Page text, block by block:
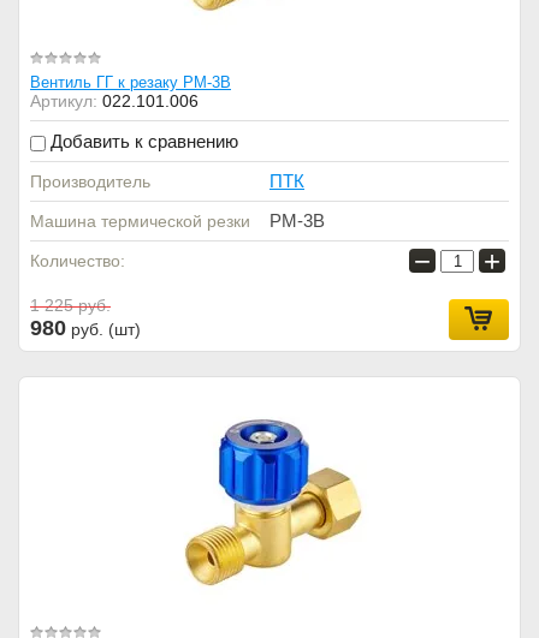
Вентиль ГГ к резаку РМ-3В
Артикул: 022.101.006
Добавить к сравнению
Производитель ПТК
Машина термической резки РМ-3В
Количество: − +
1 225руб.
980 руб. (шт)